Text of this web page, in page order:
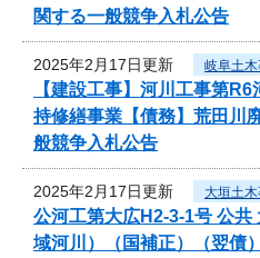
関する一般競争入札公告
2025年2月17日更新 岐阜土
【建設工事】河川工事第
持修繕事業【債務】荒田川
般競争入札公告
2025年2月17日更新 大垣土
公河工第大広H2-3-1号 公共
域河川）（国補正）（翌